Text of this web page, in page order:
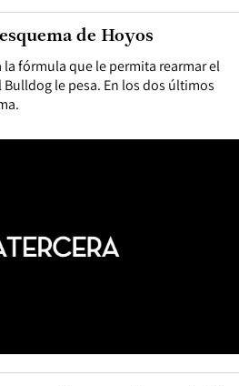
fórmula que le permita rearmar el
le pesa. En los dos últimos
de Hoyos